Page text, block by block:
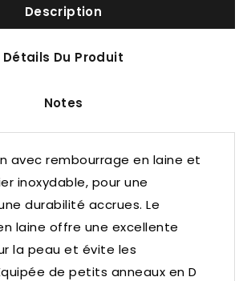
Description
Détails Du Produit
Notes
avec rembourrage en laine et
inoxydable, pour une
durabilité accrues. Le
laine offre une excellente
la peau et évite les
de petits anneaux en D